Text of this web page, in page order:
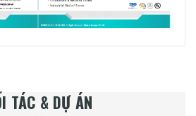
TÁC & DỰ ÁN